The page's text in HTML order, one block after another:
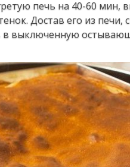
печь на 40-60 мин,
Достав его из
в выключенную